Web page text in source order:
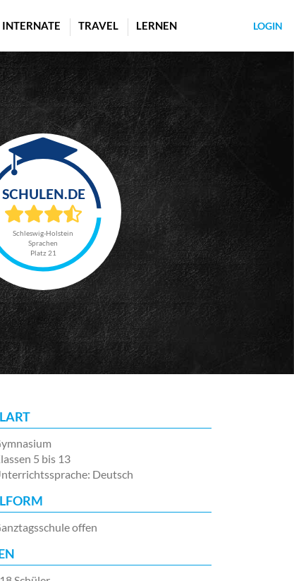
INTERNATE TRAVEL LERNEN LOGIN
Schleswig-Holstein
Sprachen
Platz 21
5 bis 13
Deutsch
offen